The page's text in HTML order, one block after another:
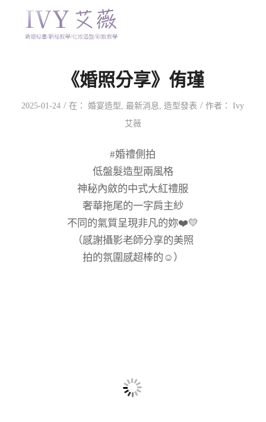
《婚照分享》侑瑾
2025-01-24 / 在：婚宴造型, 最新消息,造型發表 / 作者： Ivy
艾薇
#婚禮側拍
低盤髮造型兩風格
神秘內斂的中式大紅禮服
奢華拖尾的一字肩主紗
不同的氣質呈現非凡的妳❤️💛
（感謝攝影老師分享的美照
拍的氛圍感超棒的☺️）